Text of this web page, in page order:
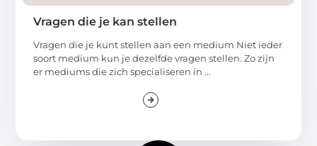
Vragen die je kan stellen
Vragen die je kunt stellen aan een medium Niet ieder
soort medium kun je dezelfde vragen stellen. Zo zijn
er mediums die zich specialiseren in ...